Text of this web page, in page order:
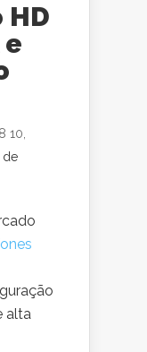
10,
de
alta